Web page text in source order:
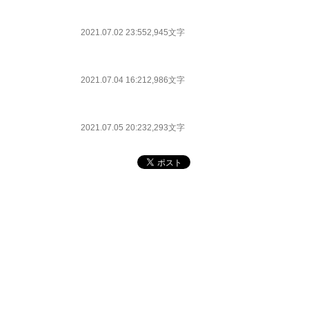
2021.07.02 23:552,945文字
2021.07.04 16:212,986文字
2021.07.05 20:232,293文字